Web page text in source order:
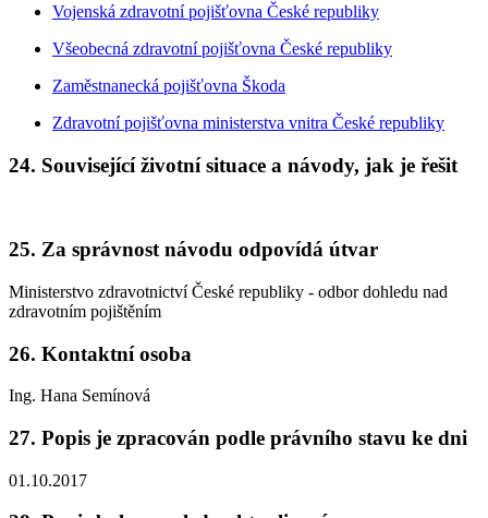
Vojenská zdravotní pojišťovna České republiky
Všeobecná zdravotní pojišťovna České republiky
Zaměstnanecká pojišťovna Škoda
Zdravotní pojišťovna ministerstva vnitra České republiky
24. Související životní situace a návody, jak je řešit
25. Za správnost návodu odpovídá útvar
Ministerstvo zdravotnictví České republiky - odbor dohledu nad
zdravotním pojištěním
26. Kontaktní osoba
Ing. Hana Semínová
27. Popis je zpracován podle právního stavu ke dni
01.10.2017